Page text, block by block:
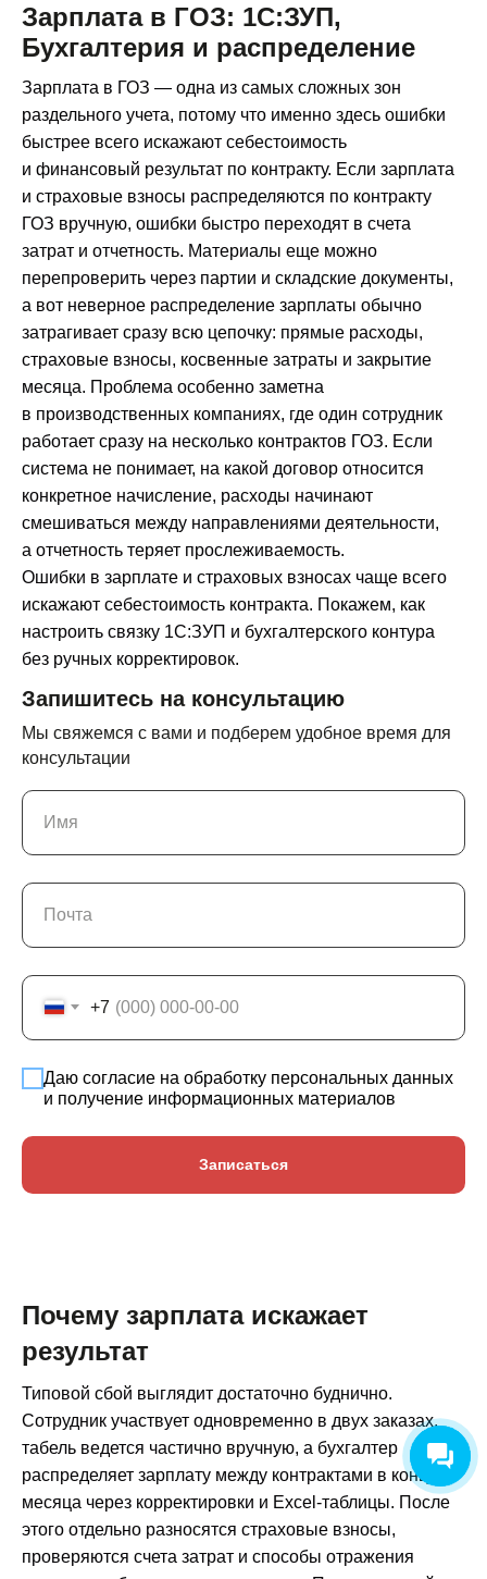
Зарплата в ГОЗ: 1С:ЗУП,
Бухгалтерия и распределение
Зарплата в ГОЗ — одна из самых сложных зон
раздельного учета, потому что именно здесь ошибки
быстрее всего искажают себестоимость
и финансовый результат по контракту. Если зарплата
и страховые взносы распределяются по контракту
ГОЗ вручную, ошибки быстро переходят в счета
затрат и отчетность. Материалы еще можно
перепроверить через партии и складские документы,
а вот неверное распределение зарплаты обычно
затрагивает сразу всю цепочку: прямые расходы,
страховые взносы, косвенные затраты и закрытие
месяца. Проблема особенно заметна
в производственных компаниях, где один сотрудник
работает сразу на несколько контрактов ГОЗ. Если
система не понимает, на какой договор относится
конкретное начисление, расходы начинают
смешиваться между направлениями деятельности,
а отчетность теряет прослеживаемость.
Ошибки в зарплате и страховых взносах чаще всего
искажают себестоимость контракта. Покажем, как
настроить связку 1С:ЗУП и бухгалтерского контура
без ручных корректировок.
Запишитесь на консультацию
Мы свяжемся с вами и подберем удобное время для
консультации
Имя
Почта
+7
Даю согласие на обработку персональных данных
и получение информационных материалов
Записаться
Почему зарплата искажает
результат
Типовой сбой выглядит достаточно буднично.
Сотрудник участвует одновременно в двух заказах,
табель ведется частично вручную, а бухгалтер
распределяет зарплату между контрактами в конце
месяца через корректировки и Excel-таблицы. После
этого отдельно разносятся страховые взносы,
проверяются счета затрат и способы отражения